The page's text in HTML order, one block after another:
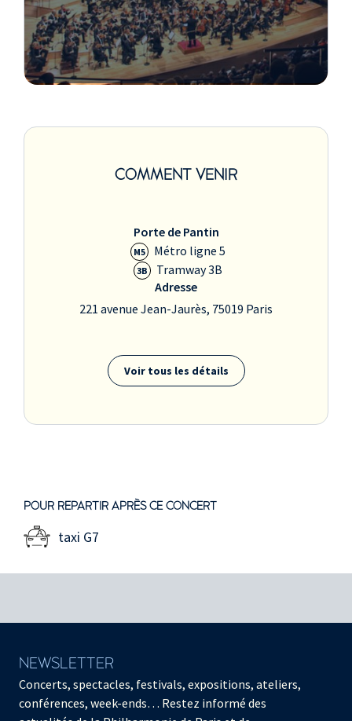
COMMENT VENIR
Porte de Pantin
M5 Métro ligne 5
3B
Tramway 3B
Adresse
221 avenue Jean-Jaurès, 75019 Paris
Voir tous les détails
POUR REPARTIR APRÈS CE CONCERT
taxi G7
NEWSLETTER
Concerts, spectacles, festivals, expositions, ateliers,
conférences, week-ends… Restez informé des